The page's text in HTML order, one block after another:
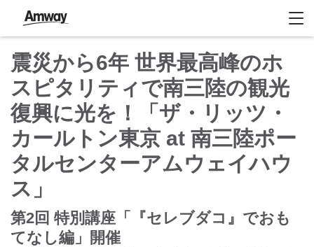
震災から6年 世界最高峰のホ
スピタリティで南三陸の観光
復興に光を！「ザ・リッツ・
カールトン東京 at 南三陸ポー
タルセンターアムウェイハウ
ス」
第2回 特別講座「『セレブダコ』でおも
てなし編」開催